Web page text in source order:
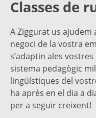
Classes de
A Ziggurat us
negoci de la vostra
s’adaptin ales
sistema pedagògic
lingüístiques del
ha après en el dia a
per a seguir creixent!